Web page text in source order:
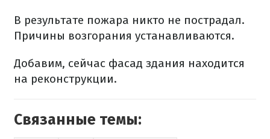
В результате пожара никто не пострадал.
Причины возгорания устанавливаются.
Добавим, сейчас фасад здания находится
на реконструкции.
Связанные темы: